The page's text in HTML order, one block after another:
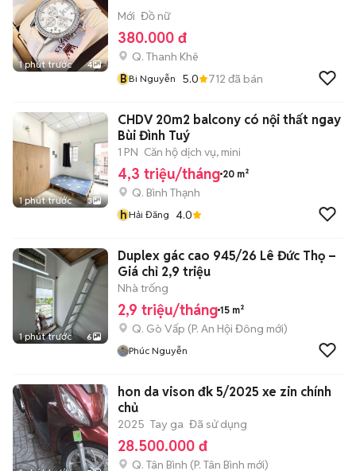
1 phút trước 4
Mới Đồ nữ
380.000 đ
Q. Thanh Khê
BBi Nguyễn 5.0 712 đã bán
1 phút trước 3
CHDV 20m2 balcony có nội thất ngay
Bùi Đình Tuý
1 PN Căn hộ dịch vụ, mini
4,3 triệu/tháng 20 m²
Q. Bình Thạnh
hHải Đăng 4.0
1 phút trước 6
Duplex gác cao 945/26 Lê Đức Thọ –
Giá chỉ 2,9 triệu
Nhà trống
2,9 triệu/tháng 15 m²
Q. Gò Vấp (P. An Hội Đông mới)
Phúc Nguyễn
hon da vison đk 5/2025 xe zin chính
chủ
2025 Tay ga Đã sử dụng
28.500.000 đ
Q. Tân Bình (P. Tân Bình mới)